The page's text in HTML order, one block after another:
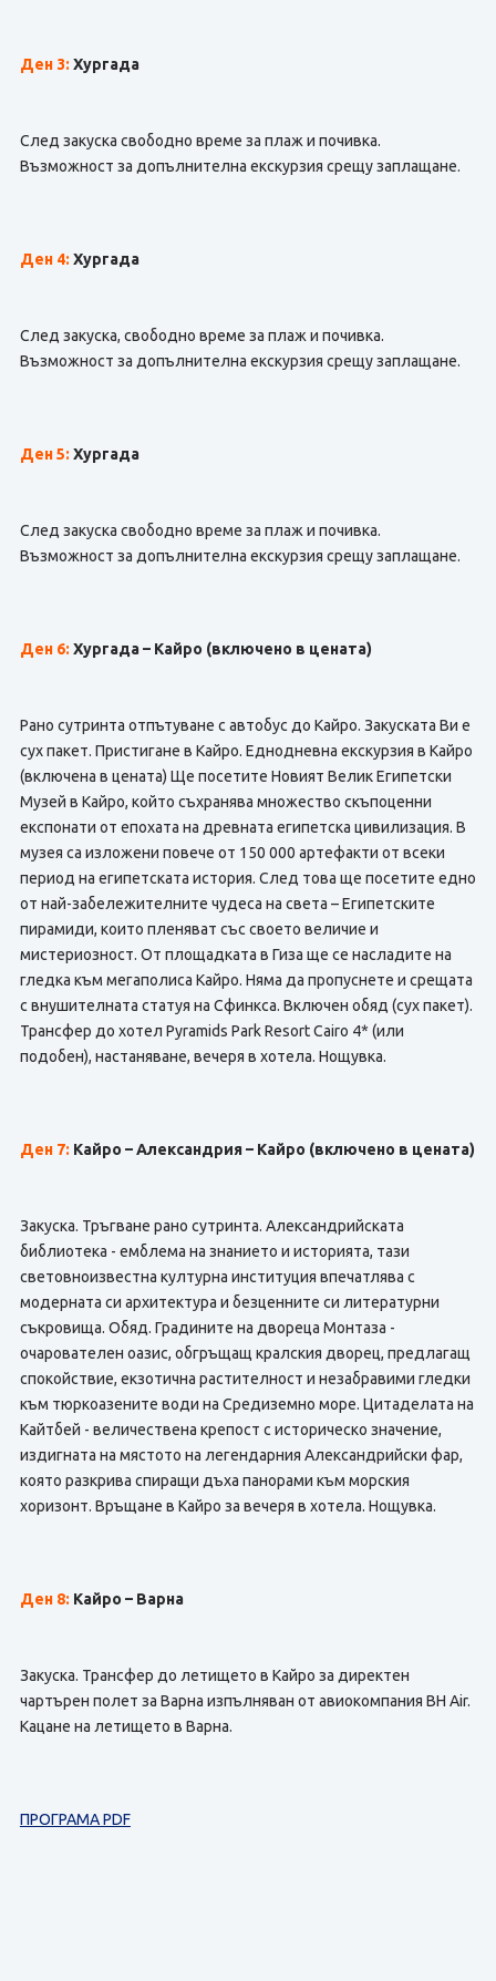
Ден 3: Хургада
След закуска свободно време за плаж и почивка.
Възможност за допълнителна екскурзия срещу заплащане.
Ден 4: Хургада
След закуска, свободно време за плаж и почивка.
Възможност за допълнителна екскурзия срещу заплащане.
Ден 5: Хургада
След закуска свободно време за плаж и почивка.
Възможност за допълнителна екскурзия срещу заплащане.
Ден 6: Хургада – Кайро (включено в цената)
Рано сутринта отпътуване с автобус до Кайро. Закуската Ви е
сух пакет. Пристигане в Кайро. Еднодневна екскурзия в Кайро
(включена в цената) Ще посетите Новият Велик Египетски
Музей в Кайро, който съхранява множество скъпоценни
експонати от епохата на древната египетска цивилизация. В
музея са изложени повече от 150 000 артефакти от всеки
период на египетската история. След това ще посетите едно
от най-забележителните чудеса на света – Египетските
пирамиди, които пленяват със своето величие и
мистериозност. От площадката в Гиза ще се насладите на
гледка към мегаполиса Кайро. Няма да пропуснете и срещата
с внушителната статуя на Сфинкса. Включен обяд (сух пакет).
Трансфер до хотел Pyramids Park Resort Cairo 4* (или
подобен), настаняване, вечеря в хотела. Нощувка.
Ден 7: Кайро – Александрия – Кайро (включено в цената)
Закуска. Тръгване рано сутринта. Александрийската
библиотека - емблема на знанието и историята, тази
световноизвестна културна институция впечатлява с
модерната си архитектура и безценните си литературни
съкровища. Обяд. Градините на двореца Монтаза -
очарователен оазис, обгръщащ кралския дворец, предлагащ
спокойствие, екзотична растителност и незабравими гледки
към тюркоазените води на Средиземно море. Цитаделата на
Кайтбей - величествена крепост с историческо значение,
издигната на мястото на легендарния Александрийски фар,
която разкрива спиращи дъха панорами към морския
хоризонт. Връщане в Кайро за вечеря в хотела. Нощувка.
Ден 8: Кайро – Варна
Закуска. Трансфер до летището в Кайро за директен
чартърен полет за Варна изпълняван от авиокомпания BH Air.
Кацане на летището в Варна.
ПРОГРАМА PDF